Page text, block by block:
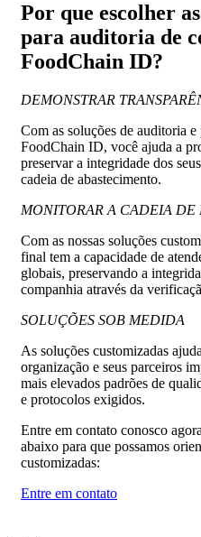
Por que escolher
para auditoria de
FoodChain ID?
DEMONSTRAR
Com as soluções de auditoria
FoodChain ID, você ajuda a
preservar a integridade dos
cadeia de abastecimento.
MONITORAR A CADEIA DE
Com as nossas soluções
final tem a capacidade de
globais, preservando a
companhia através da
SOLUÇÕES SOB MEDIDA
As soluções customizadas
organização e seus parceiros
mais elevados padrões de
e protocolos exigidos.
Entre em contato conosco
abaixo para que possamos
customizadas:
Entre em contato